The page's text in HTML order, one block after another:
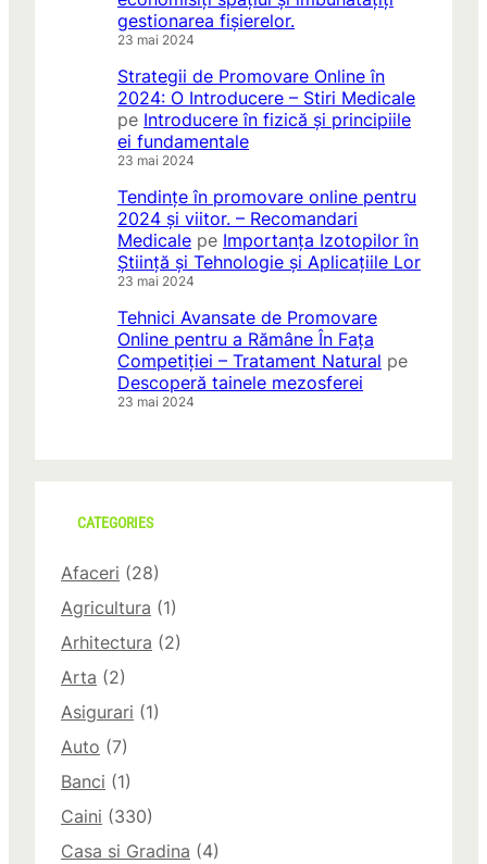
gestionarea fișierelor.
23 mai 2024
Strategii de Promovare Online în
2024: O Introducere – Stiri Medicale
pe Introducere în fizică și principiile
ei fundamentale
23 mai 2024
Tendințe în promovare online pentru
2024 și viitor. – Recomandari
Medicale pe Importanța Izotopilor în
Știință și Tehnologie și Aplicațiile Lor
23 mai 2024
Tehnici Avansate de Promovare
Online pentru a Rămâne În Fața
Competiției – Tratament Natural pe
Descoperă tainele mezosferei
23 mai 2024
CATEGORIES
Afaceri (28)
Agricultura (1)
Arhitectura (2)
Arta (2)
Asigurari (1)
Auto (7)
Banci (1)
Caini (330)
Casa si Gradina (4)